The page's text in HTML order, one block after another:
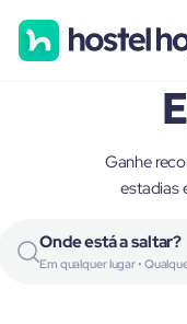
Ganhe
estadias
Onde está a saltar?
Em qualquer lugar •